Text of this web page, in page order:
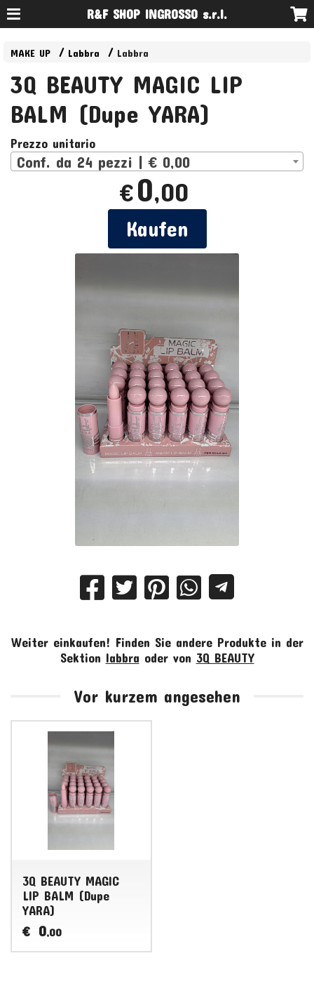
R&F SHOP INGROSSO s.r.l.
MAKE UP Labbra Labbra
3Q BEAUTY MAGIC LIP
BALM (Dupe YARA)
Prezzo unitario
Conf. da 24 pezzi | € 0,00
€0,00
Kaufen
Weiter einkaufen! Finden Sie andere Produkte in der
Sektion labbra oder von 3Q BEAUTY
Vor kurzem angesehen
3Q BEAUTY MAGIC
LIP BALM (Dupe
YARA)
€ 0,00